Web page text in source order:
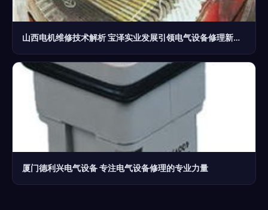
山西电机维修技术解析 宝泽实业发展引领电气设备修理新高度
厦门德利兴电气设备 专注电气设备修理的专业力量